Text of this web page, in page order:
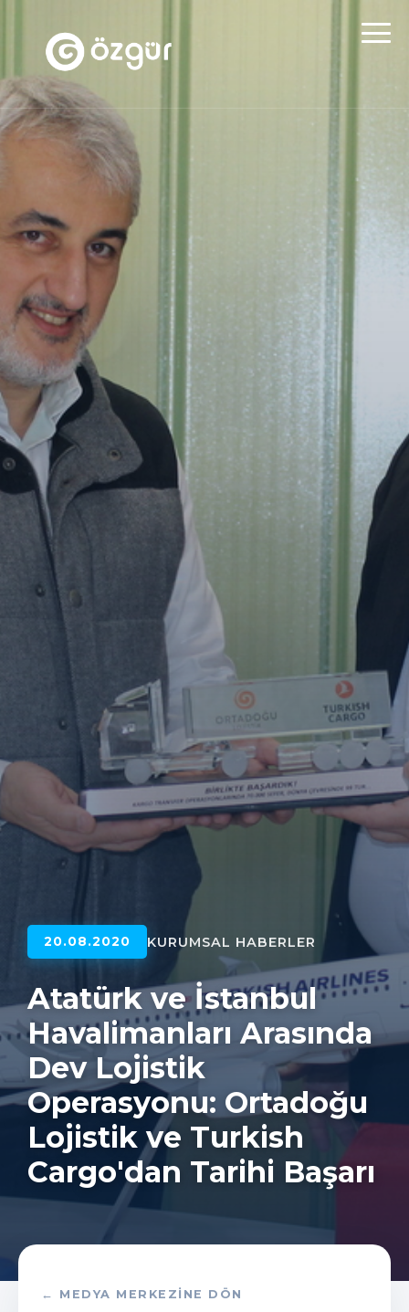
20.08.2020 KURUMSAL HABERLER
Atatürk ve İstanbul
Havalimanları Arasında
Dev Lojistik
Operasyonu: Ortadoğu
Lojistik ve Turkish
Cargo'dan Tarihi Başarı
← MEDYA MERKEZINE DÖN